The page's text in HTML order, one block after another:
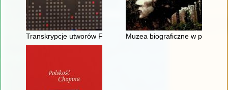
Transkrypcje utworów Fryderyka Chopina : katalog
Muzea biograficzne w